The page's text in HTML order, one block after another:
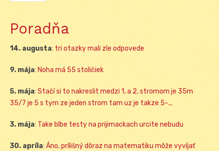
Poradňa
14. augusta: tri otazky mali zle odpovede
9. mája: Noha má 55 stoličiek
5. mája: Stačí si to nakreslit medzi 1, a 2, stromom je 35m
35/7 je 5 s tym ze jeden strom tam uz je takze 5-...
3. mája: Take blbe testy na prijimackach urcite nebudu
30. apríla: Áno, prílišný dôraz na matematiku môže vyvíjať